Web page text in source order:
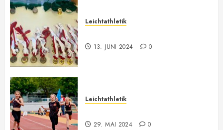
Leichtathletik
13. JUNI 2024 0
Leichtathletik
29. MAI 2024 0